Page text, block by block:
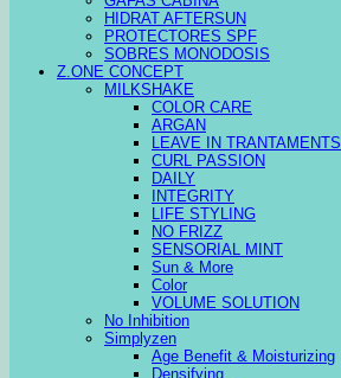
HIDRAT AFTERSUN
PROTECTORES SPF
SOBRES MONODOSIS
Z.ONE CONCEPT
MILKSHAKE
COLOR CARE
ARGAN
LEAVE IN TRANTAMENTS
CURL PASSION
DAILY
INTEGRITY
LIFE STYLING
NO FRIZZ
SENSORIAL MINT
Sun & More
Color
VOLUME SOLUTION
No Inhibition
Simplyzen
Age Benefit & Moisturizing
Densifying